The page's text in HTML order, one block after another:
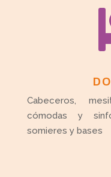
Cabeceros,
cómodas y
somieres y bases